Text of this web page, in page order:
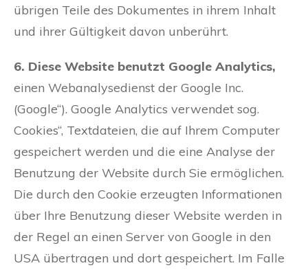
übrigen Teile des Dokumentes in ihrem Inhalt
und ihrer Gültigkeit davon unberührt.
6. Diese Website benutzt Google Analytics,
einen Webanalysedienst der Google Inc.
(Google“). Google Analytics verwendet sog.
Cookies“, Textdateien, die auf Ihrem Computer
gespeichert werden und die eine Analyse der
Benutzung der Website durch Sie ermöglichen.
Die durch den Cookie erzeugten Informationen
über Ihre Benutzung dieser Website werden in
der Regel an einen Server von Google in den
USA übertragen und dort gespeichert. Im Falle